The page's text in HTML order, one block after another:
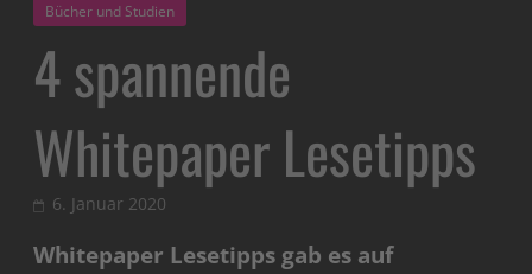
Bücher und Studien
4 spannende
Whitepaper Lesetipps
6. Januar 2020
Whitepaper Lesetipps gab es auf